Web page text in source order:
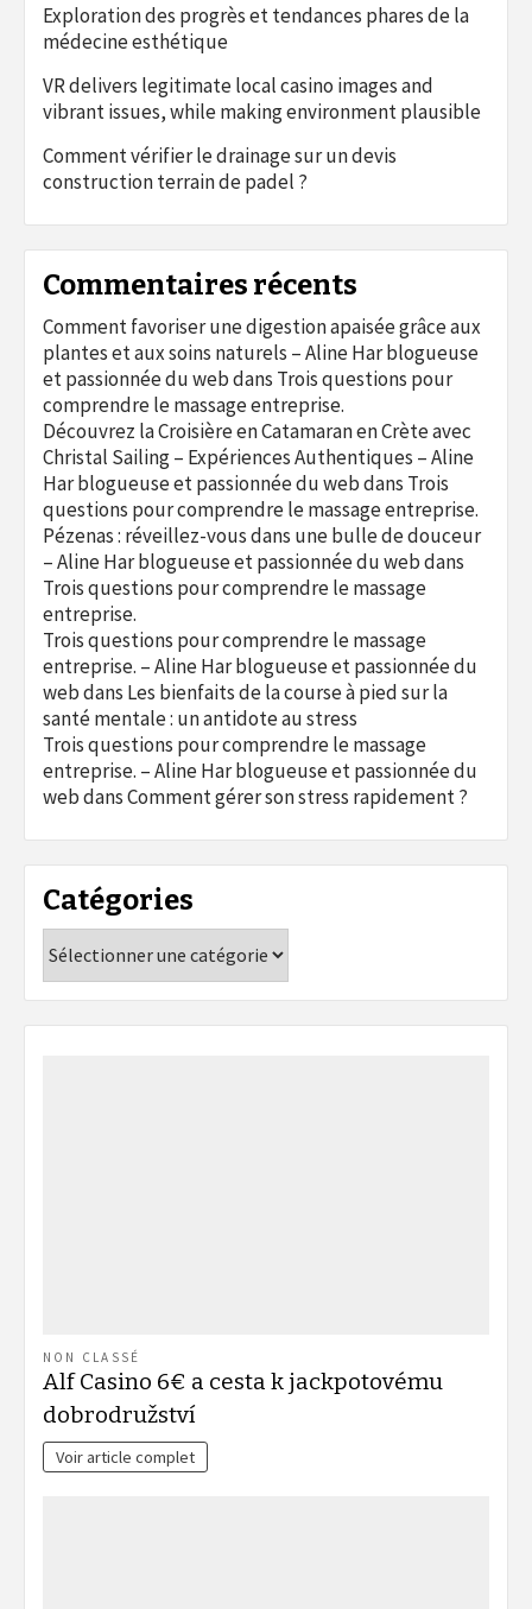
Exploration des progrès et tendances phares de la
médecine esthétique
VR delivers legitimate local casino images and
vibrant issues, while making environment plausible
Comment vérifier le drainage sur un devis
construction terrain de padel ?
Commentaires récents
Comment favoriser une digestion apaisée grâce aux
plantes et aux soins naturels – Aline Har blogueuse
et passionnée du webdans Trois questions pour
comprendre le massage entreprise.
Découvrez la Croisière en Catamaran en Crète avec
Christal Sailing – Expériences Authentiques – Aline
Har blogueuse et passionnée du webdans Trois
questions pour comprendre le massage entreprise.
Pézenas : réveillez-vous dans une bulle de douceur
– Aline Har blogueuse et passionnée du webdans
Trois questions pour comprendre le massage
entreprise.
Trois questions pour comprendre le massage
entreprise. – Aline Har blogueuse et passionnée du
webdans Les bienfaits de la course à pied sur la
santé mentale : un antidote au stress
Trois questions pour comprendre le massage
entreprise. – Aline Har blogueuse et passionnée du
webdansComment gérer son stress rapidement ?
Catégories
NON CLASSÉ
Alf Casino 6€ a cesta k jackpotovému
dobrodružství
Voir article complet